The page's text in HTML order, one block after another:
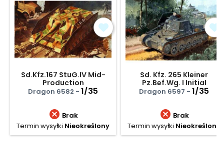
Sd.Kfz.167 StuG.IV Mid-
Production
Dragon 6582 - 1/35
 Brak
Termin wysyłki Nieokreślony
Sd. Kfz. 265 Kleiner
Pz.Bef.Wg. I Initial
Production - Smart Kit
Dragon 6597 - 1/35
 Brak
Termin wysyłki Nieokreślony